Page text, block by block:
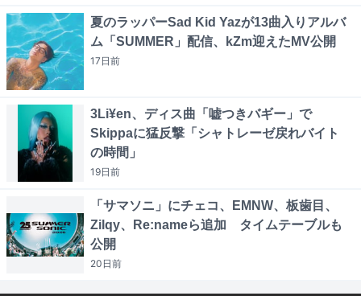
夏のラッパーSad Kid Yazが13曲入りアルバ
ム「SUMMER」配信、kZm迎えたMV公開
17日前
3Li¥en、ディス曲「嘘つきバギー」で
Skippaに猛反撃「シャトレーゼ戻れバイト
の時間」
19日前
「サマソニ」にチェコ、EMNW、板歯目、
Zilqy、Re:nameら追加 タイムテーブルも
公開
20日前